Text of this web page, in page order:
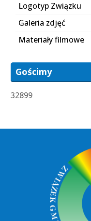
Logotyp Związku
Galeria zdjęć
Materiały filmowe
Gościmy
32899